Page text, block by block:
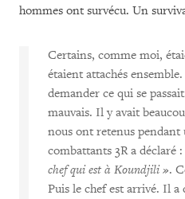
hommes ont survécu. Un
Certains, comme moi,
étaient attachés
demander ce qui se
mauvais. Il y avait
nous ont retenus pendant
combattants 3R a déclaré :
chef qui est à Koundjili ».
Puis le chef est arrivé. Il a